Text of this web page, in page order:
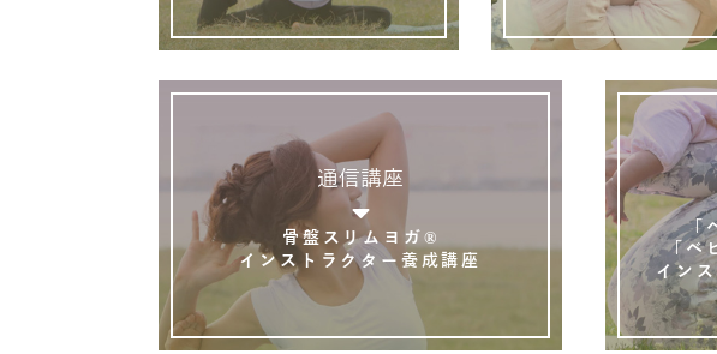
通信講座
骨盤スリムヨガ®
インストラクター養成講座
「
「ベ
イン